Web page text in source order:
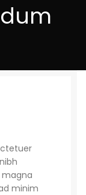
minim